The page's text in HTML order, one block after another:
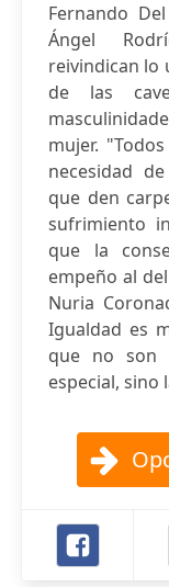
Fernando
Ángel
reivindican lo
de las
mujer.
necesidad
que den
sufrimiento
que la
empeño al
Nuria
Igualdad es
que no son
especial, sino